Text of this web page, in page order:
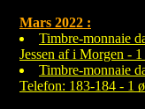
Mars 2022 :
Timbre-monnaie
Jessen af i Morgen -
Timbre-monnaie
Telefon: 183-184 - 1